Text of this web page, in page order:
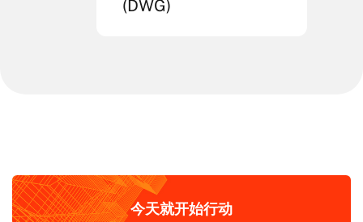
(DWG)
今天就开始行动